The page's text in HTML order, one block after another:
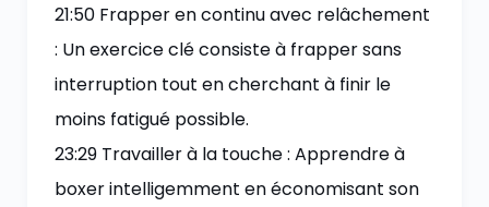
21:50 Frapper en continu avec relâchement
: Un exercice clé consiste à frapper sans
interruption tout en cherchant à finir le
moins fatigué possible.
23:29 Travailler à la touche : Apprendre à
boxer intelligemment en économisant son